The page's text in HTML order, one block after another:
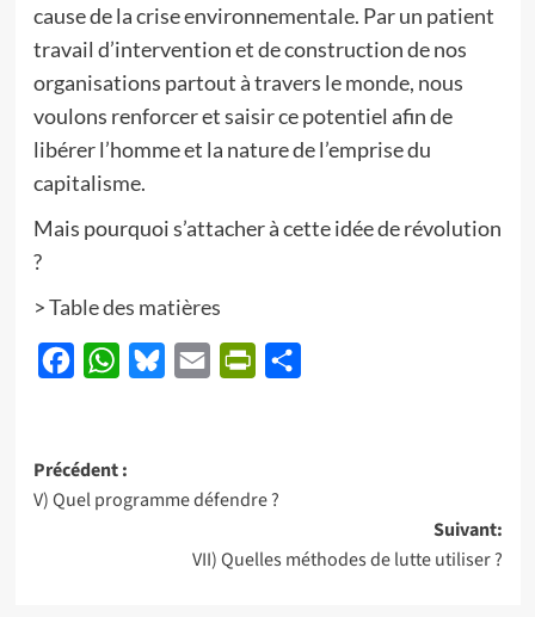
cause de la crise environnementale. Par un patient
travail d’intervention et de construction de nos
organisations partout à travers le monde, nous
voulons renforcer et saisir ce potentiel afin de
libérer l’homme et la nature de l’emprise du
capitalisme.
Mais pourquoi s’attacher à cette idée de révolution
?
>Table des matières
FacebookWhatsApp
BlueskyEmail PrintFriendly
Navigation
d’article
Précédent :
V) Quel programme défendre ?
Suivant:
VII) Quelles méthodes de lutte utiliser ?